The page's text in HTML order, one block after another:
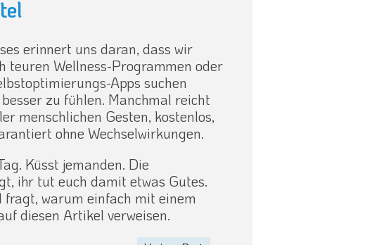
erinnert uns daran, dass wir
teuren Wellness-Programmen oder
Apps suchen
zu fühlen. Manchmal reicht
menschlichen Gesten, kostenlos,
ohne Wechselwirkungen.
Küsst jemanden. Die
ihr tut euch damit etwas Gutes.
fragt, warum einfach mit einem
diesen Artikel verweisen.